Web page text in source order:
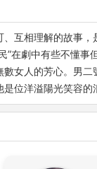
互相理解的故事
”在劇中有些不懂
女人的芳心。男
位洋溢陽光笑容的